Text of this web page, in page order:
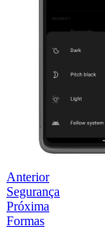
Anterior
Segurança
Próxima
Formas